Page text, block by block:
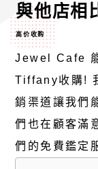
與他店相
高价收购
Jewel Cafe
Tiffany收購!
銷渠道讓我們
們也在顧客滿
們的免費鑑定